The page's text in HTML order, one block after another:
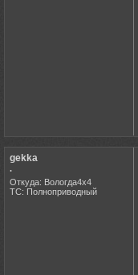
gekka
.
Откуда: Вологда4х4
ТС: Полноприводный